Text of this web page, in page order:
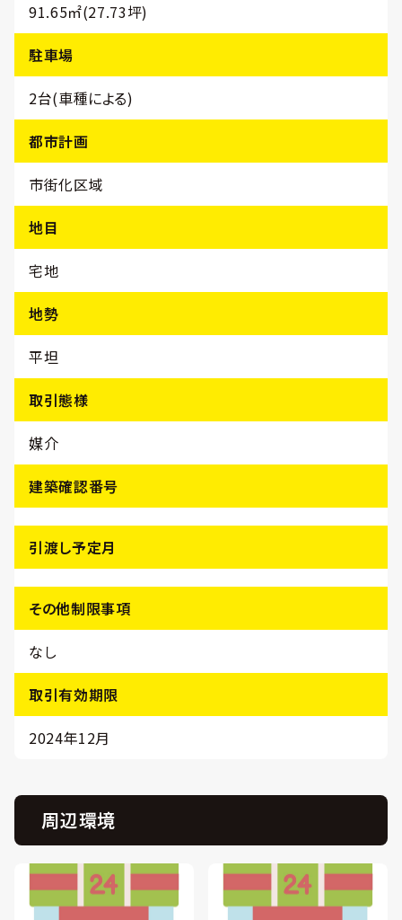
91.65㎡(27.73坪)
駐車場
2台(車種による)
都市計画
市街化区域
地目
宅地
地勢
平坦
取引態様
媒介
建築確認番号
引渡し予定月
その他制限事項
なし
取引有効期限
2024年12月
周辺環境